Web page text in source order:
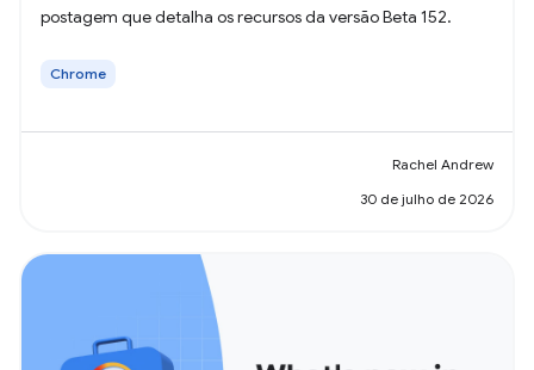
postagem que detalha os recursos da versão Beta 152.
Chrome
Rachel Andrew
30 de julho de 2026